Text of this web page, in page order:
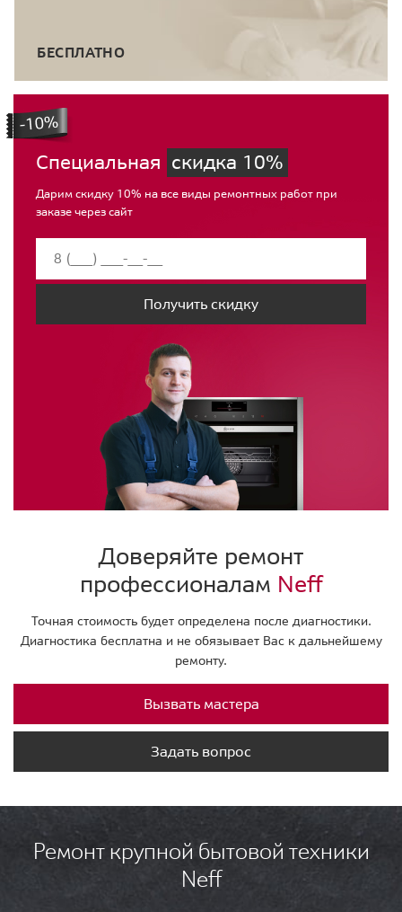
БЕСПЛАТНО
Специальная скидка 10%
Дарим скидку 10% на все виды ремонтных работ при
заказе через сайт
Получить скидку
Доверяйте ремонт
профессионалам Neff
Точная стоимость будет определена после диагностики.
Диагностика бесплатна и не обязывает Вас к дальнейшему
ремонту.
Вызвать мастера
Задать вопрос
Ремонт крупной бытовой техники
Neff